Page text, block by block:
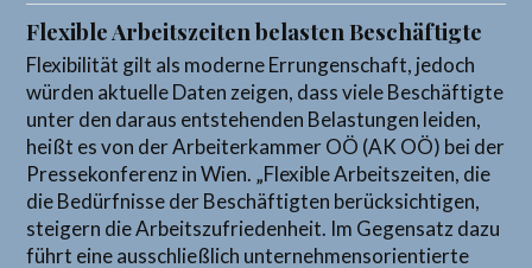
Flexible Arbeitszeiten belasten Beschäftigte
Flexibilität gilt als moderne Errungenschaft, jedoch
würden aktuelle Daten zeigen, dass viele Beschäftigte
unter den daraus entstehenden Belastungen leiden,
heißt es von der Arbeiterkammer OÖ (AK OÖ) bei der
Pressekonferenz in Wien. „Flexible Arbeitszeiten, die
die Bedürfnisse der Beschäftigten berücksichtigen,
steigern die Arbeitszufriedenheit. Im Gegensatz dazu
führt eine ausschließlich unternehmensorientierte